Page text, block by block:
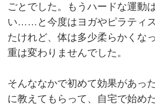
ごとでした。もうハードな運動
い……と今度はヨガやピラティ
たけれど、体は多少柔らかくな
重は変わりませんでした。
そんななかで初めて効果があっ
に教えてもらって、自宅で始め